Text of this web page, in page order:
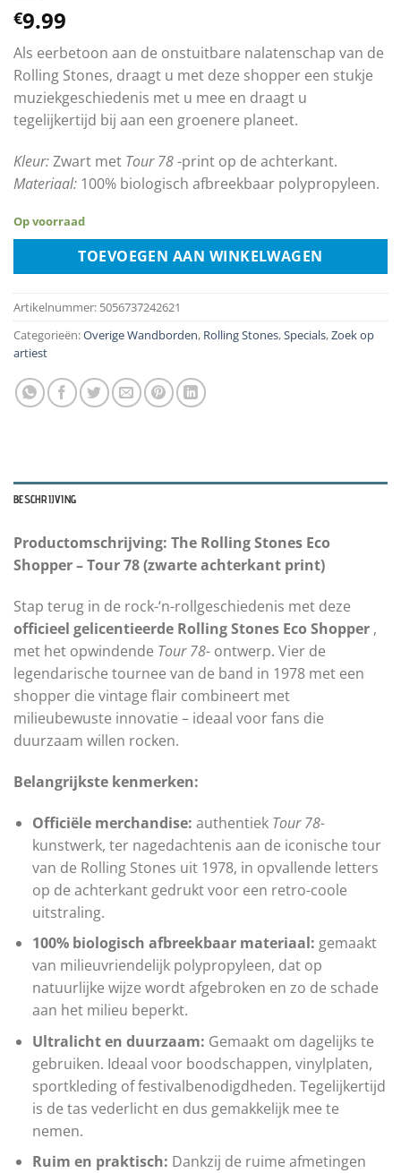
€9.99
Als eerbetoon aan de onstuitbare nalatenschap van de
Rolling Stones, draagt ​​u met deze shopper een stukje
muziekgeschiedenis met u mee en draagt ​​u
tegelijkertijd bij aan een groenere planeet.
Kleur:Zwart met Tour 78-print op de achterkant.
Materiaal: 100% biologisch afbreekbaar polypropyleen.
Op voorraad
TOEVOEGEN AAN WINKELWAGEN
Artikelnummer: 5056737242621
Categorieën:Overige Wandborden, Rolling Stones,Specials,Zoek op
artiest
BESCHRIJVING
Productomschrijving: The Rolling Stones Eco
Shopper – Tour 78 (zwarte achterkant print)
Stap terug in de rock-‘n-rollgeschiedenis met deze
officieel gelicentieerde Rolling Stones Eco Shopper ,
met het opwindende Tour 78- ontwerp. Vier de
legendarische tournee van de band in 1978 met een
shopper die vintage flair combineert met
milieubewuste innovatie – ideaal voor fans die
duurzaam willen rocken.
Belangrijkste kenmerken:
Officiële merchandise: authentiek Tour 78-
kunstwerk, ter nagedachtenis aan de iconische tour
van de Rolling Stones uit 1978, in opvallende letters
op de achterkant gedrukt voor een retro-coole
uitstraling.
100% biologisch afbreekbaar materiaal: gemaakt
van milieuvriendelijk polypropyleen, dat op
natuurlijke wijze wordt afgebroken en zo de schade
aan het milieu beperkt.
Ultralicht en duurzaam: Gemaakt om dagelijks te
gebruiken. Ideaal voor boodschappen, vinylplaten,
sportkleding of festivalbenodigdheden. Tegelijkertijd
is de tas vederlicht en dus gemakkelijk mee te
nemen.
Ruim en praktisch: Dankzij de ruime afmetingen